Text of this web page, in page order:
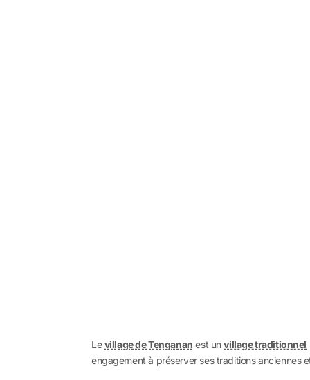
Levillage de Tenganan est unvillage traditionnel
engagement à préserver ses traditions anciennes